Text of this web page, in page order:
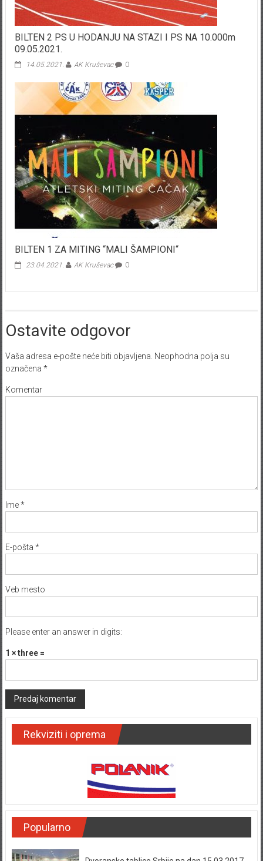
BILTEN 2 PS U HODANJU NA STAZI I PS NA 10.000m
09.05.2021.
14.05.2021. AK Kruševac 0
BILTEN 1 ZA MITING “MALI ŠAMPIONI“
23.04.2021. AK Kruševac 0
Ostavite odgovor
Vaša adresa e-pošte neće biti objavljena. Neophodna polja su
označena *
Komentar
Ime*
E-pošta *
Veb mesto
Please enter an answer in digits:
1 × three =
Rekviziti i oprema
Popularno